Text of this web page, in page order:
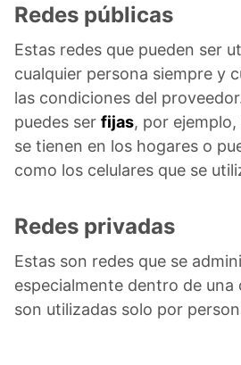
Redes públicas
Estas redes que pueden ser
cualquier persona siempre y
las condiciones del
puedes ser fijas, por
se tienen en los hogares o
como los celulares que se
Redes privadas
Estas son redes que se
especialmente dentro de
son utilizadas solo por